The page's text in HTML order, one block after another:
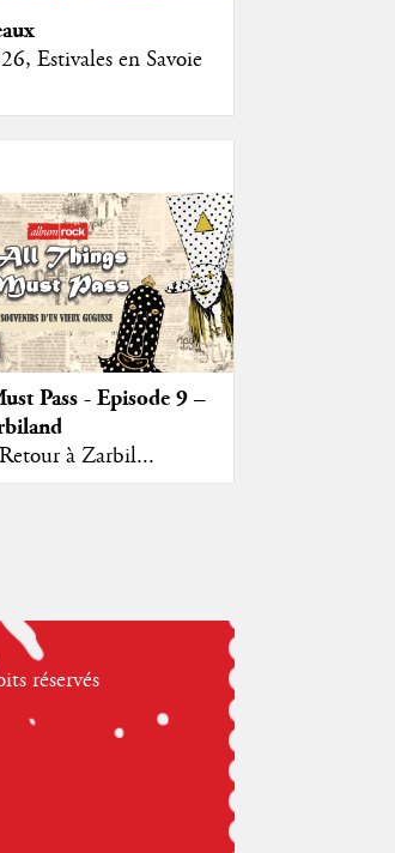
Estivales en Savoie
Pass - Episode 9 –
à Zarbil...
réservés